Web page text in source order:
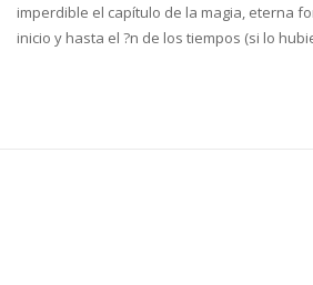
imperdible el capítulo de la magia, eterna
inicio y hasta el ?n de los tiempos (si lo